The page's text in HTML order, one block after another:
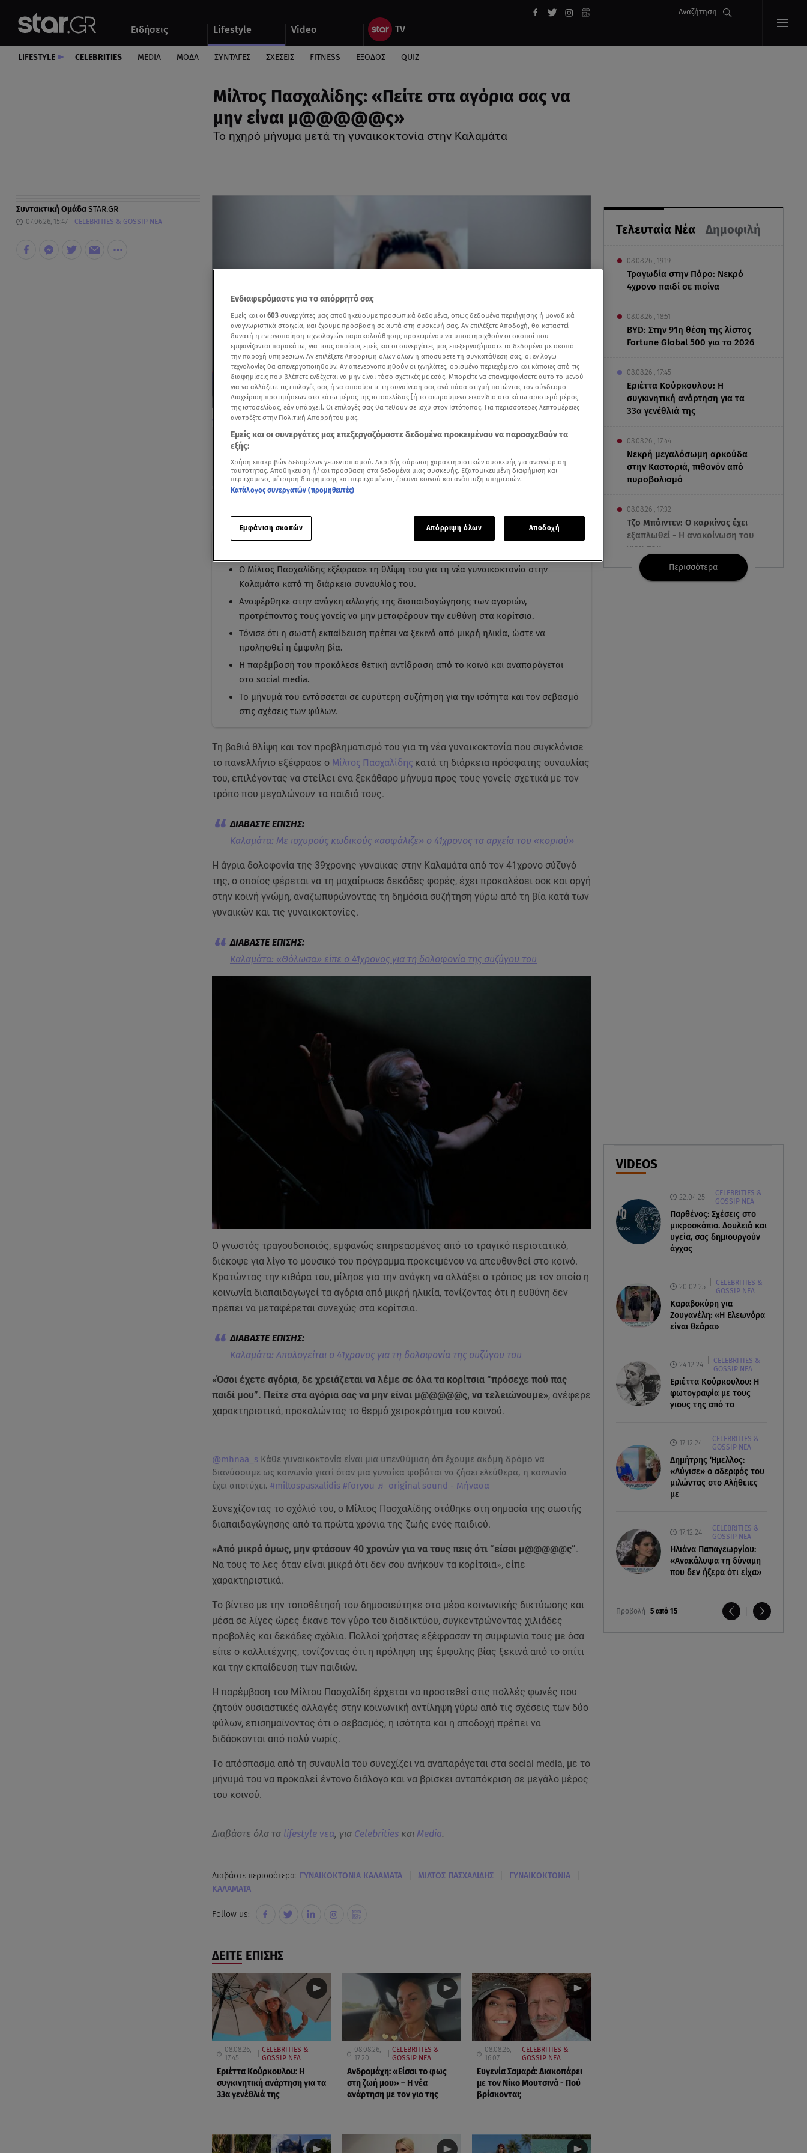
Ειδήσεις Lifestyle Video
Αναζήτηση
Αυτοκίνητο
LIFESTYLE CELEBRITIES MEDIA ΜΟΔΑ ΣΥΝΤΑΓΕΣ ΣΧΕΣΕΙΣ FITNESS ΕΞΟΔΟΣ QUIZ
Μίλτος Πασχαλίδης: «Πείτε στα αγόρια σας να
μην είναι μ@@@@@ς»
Το ηχηρό μήνυμα μετά τη γυναικοκτονία στην Καλαμάτα
Τελευταία Νέα Δημοφιλή
08.08.26 , 19:19
Τραγωδία στην Πάρο: Νεκρό
4χρονο παιδί σε πισίνα
08.08.26 , 18:51
BYD: Στην 91η θέση της λίστας
Fortune Global 500 για το 2026
08.08.26 , 17:45
Εριέττα Κούρκουλου: Η
συγκινητική ανάρτηση για τα
33α γενέθλιά της
08.08.26 , 17:44
Νεκρή μεγαλόσωμη αρκούδα
στην Καστοριά, πιθανόν από
πυροβολισμό
08.08.26 , 17:32
Τζο Μπάιντεν: Ο καρκίνος έχει
εξαπλωθεί - Η ανακοίνωση του
γιου του
08.08.26 , 17:20
τα επόμενα 24ωρα
08.08.26 , 14:00
Summer fling: Γιατί να πεις ναι
σε έναν καλοκαιρινό έρωτα
Περισσότερα
VIDEOS
22.04.25
CELEBRITIES &
GOSSIP ΝΕΑ
Παρθένος: Σχέσεις στο
μικροσκόπιο. Δουλειά και
υγεία, σας δημιουργούν
άγχος
20.02.25
CELEBRITIES &
GOSSIP ΝΕΑ
Καραβοκύρη για
Ζουγανέλη: «Η Ελεωνόρα
είναι θεάρα»
24.12.24
CELEBRITIES &
GOSSIP ΝΕΑ
Εριέττα Κούρκουλου: Η
φωτογραφία με τους
γιους της από το
17.12.24
CELEBRITIES &
GOSSIP ΝΕΑ
Δημήτρης Ήμελλος:
«Λύγισε» ο αδερφός του
μιλώντας στο Αλήθειες
με
17.12.24
CELEBRITIES &
GOSSIP ΝΕΑ
Ηλιάνα Παπαγεωργίου:
«Ανακάλυψα τη δύναμη
που δεν ήξερα ότι είχα»
Προβολή 5 από 15
Συντακτική ΟμάδαSTAR.GR
07.06.26, 15:47 CELEBRITIES & GOSSIP ΝΕΑ
Απόσπασμα από το κεντρικό δελτίο ειδήσεων του STAR (6/6/2026)
Δείτε περισσότερα άρθρα μας στα αποτελέσματα αναζήτησης
Add star.gr on Google
Με μια ματιά-
Ο Μίλτος Πασχαλίδης εξέφρασε τη θλίψη του για τη νέα γυναικοκτονία στην
Καλαμάτα κατά τη διάρκεια συναυλίας του.
Αναφέρθηκε στην ανάγκη αλλαγής της διαπαιδαγώγησης των αγοριών,
προτρέποντας τους γονείς να μην μεταφέρουν την ευθύνη στα κορίτσια.
Τόνισε ότι η σωστή εκπαίδευση πρέπει να ξεκινά από μικρή ηλικία, ώστε να
προληφθεί η έμφυλη βία.
Η παρέμβασή του προκάλεσε θετική αντίδραση από το κοινό και αναπαράγεται
στα social media.
Το μήνυμά του εντάσσεται σε ευρύτερη συζήτηση για την ισότητα και τον σεβασμό
στις σχέσεις των φύλων.
Τη βαθιά θλίψη και τον προβληματισμό του για τη νέα γυναικοκτονία που συγκλόνισε
το πανελλήνιο εξέφρασε ο Μίλτος Πασχαλίδης κατά τη διάρκεια πρόσφατης συναυλίας
του, επιλέγοντας να στείλει ένα ξεκάθαρο μήνυμα προς τους γονείς σχετικά με τον
τρόπο που μεγαλώνουν τα παιδιά τους.
Καλαμάτα: Με ισχυρούς κωδικούς «ασφάλιζε» ο 41χρονος τα αρχεία του «κοριού»
Η άγρια δολοφονία της 39χρονης γυναίκας στην Καλαμάτα από τον 41χρονο σύζυγό
της, ο οποίος φέρεται να τη μαχαίρωσε δεκάδες φορές, έχει προκαλέσει σοκ και οργή
στην κοινή γνώμη, αναζωπυρώνοντας τη δημόσια συζήτηση γύρω από τη βία κατά των
γυναικών και τις γυναικοκτονίες.
Καλαμάτα: «Θόλωσα» είπε ο 41χρονος για τη δολοφονία της συζύγου του
Ο γνωστός τραγουδοποιός, εμφανώς επηρεασμένος από το τραγικό περιστατικό,
διέκοψε για λίγο το μουσικό του πρόγραμμα προκειμένου να απευθυνθεί στο κοινό.
Κρατώντας την κιθάρα του, μίλησε για την ανάγκη να αλλάξει ο τρόπος με τον οποίο η
κοινωνία διαπαιδαγωγεί τα αγόρια από μικρή ηλικία, τονίζοντας ότι η ευθύνη δεν
πρέπει να μεταφέρεται συνεχώς στα κορίτσια.
Καλαμάτα: Απολογείται ο 41χρονος για τη δολοφονία της συζύγου του
«Όσοι έχετε αγόρια, δε χρειάζεται να λέμε σε όλα τα κορίτσια “πρόσεχε πού πας
παιδί μου”. Πείτε στα αγόρια σας να μην είναι μ@@@@@ς, να τελειώνουμε», ανέφερε
χαρακτηριστικά, προκαλώντας το θερμό χειροκρότημα του κοινού.
@mhnaa_s Κάθε γυναικοκτονία είναι μια υπενθύμιση ότι έχουμε ακόμη δρόμο να
διανύσουμε ως κοινωνία γιατί όταν μια γυναίκα φοβάται να ζήσει ελεύθερα, η κοινωνία
έχει αποτύχει. #miltospasxalidis #foryou ♬ original sound - Μήνααα
Συνεχίζοντας το σχόλιό του, ο Μίλτος Πασχαλίδης στάθηκε στη σημασία της σωστής
διαπαιδαγώγησης από τα πρώτα χρόνια της ζωής ενός παιδιού.
«Από μικρά όμως, μην φτάσουν 40 χρονών για να τους πεις ότι “είσαι μ@@@@@ς”.
Να τους το λες όταν είναι μικρά ότι δεν σου ανήκουν τα κορίτσια», είπε
χαρακτηριστικά.
Το βίντεο με την τοποθέτησή του δημοσιεύτηκε στα μέσα κοινωνικής δικτύωσης και
μέσα σε λίγες ώρες έκανε τον γύρο του διαδικτύου, συγκεντρώνοντας χιλιάδες
προβολές και δεκάδες σχόλια. Πολλοί χρήστες εξέφρασαν τη συμφωνία τους με όσα
είπε ο καλλιτέχνης, τονίζοντας ότι η πρόληψη της έμφυλης βίας ξεκινά από το σπίτι
και την εκπαίδευση των παιδιών.
Η παρέμβαση του Μίλτου Πασχαλίδη έρχεται να προστεθεί στις πολλές φωνές που
ζητούν ουσιαστικές αλλαγές στην κοινωνική αντίληψη γύρω από τις σχέσεις των δύο
φύλων, επισημαίνοντας ότι ο σεβασμός, η ισότητα και η αποδοχή πρέπει να
διδάσκονται από πολύ νωρίς.
Το απόσπασμα από τη συναυλία του συνεχίζει να αναπαράγεται στα social media, με το
μήνυμά του να προκαλεί έντονο διάλογο και να βρίσκει ανταπόκριση σε μεγάλο μέρος
του κοινού.
Διαβάστε όλα τα lifestyle νεα, για Celebritiesκαι Media.
Διαβάστε περισσότερα: ΓΥΝΑΙΚΟΚΤΟΝΙΑ ΚΑΛΑΜΑΤΑ ΜΙΛΤΟΣ ΠΑΣΧΑΛΙΔΗΣ ΓΥΝΑΙΚΟΚΤΟΝΙΑ
ΚΑΛΑΜΑΤΑ
Follow us:
ΔΕΙΤΕ ΕΠΙΣΗΣ
08.08.26,
17:45
CELEBRITIES &
GOSSIP ΝΕΑ
Εριέττα Κούρκουλου: Η
συγκινητική ανάρτηση για τα
33α γενέθλιά της
08.08.26,
17:20
CELEBRITIES &
GOSSIP ΝΕΑ
Ανδρομάχη: «Είσαι το φως
στη ζωή μου» – Η νέα
ανάρτηση με τον γιο της
08.08.26,
16:07
CELEBRITIES &
GOSSIP ΝΕΑ
Ευγενία Σαμαρά: Διακοπάρει
με τον Νίκο Μουτσινά - Πού
βρίσκονται;
Ενδιαφερόμαστε για το απόρρητό σας
Εμείς και οι 603 συνεργάτες μας αποθηκεύουμε προσωπικά δεδομένα, όπως δεδομένα περιήγησης ή μοναδικά
αναγνωριστικά στοιχεία, και έχουμε πρόσβαση σε αυτά στη συσκευή σας. Αν επιλέξετε Αποδοχή, θα καταστεί
δυνατή η ενεργοποίηση τεχνολογιών παρακολούθησης προκειμένου να υποστηριχθούν οι σκοποί που
εμφανίζονται παρακάτω, για τους οποίους εμείς και οι συνεργάτες μας επεξεργαζόμαστε τα δεδομένα με σκοπό
την παροχή υπηρεσιών. Αν επιλέξετε Απόρριψη όλων όλων ή αποσύρετε τη συγκατάθεσή σας, οι εν λόγω
τεχνολογίες θα απενεργοποιηθούν. Αν απενεργοποιηθούν οι ιχνηλάτες, ορισμένο περιεχόμενο και κάποιες από τις
διαφημίσεις που βλέπετε ενδέχεται να μην είναι τόσο σχετικές με εσάς. Μπορείτε να επανεμφανίσετε αυτό το μενού
για να αλλάξετε τις επιλογές σας ή να αποσύρετε τη συναίνεσή σας ανά πάσα στιγμή πατώντας τον σύνδεσμο
Διαχείριση προτιμήσεων στο κάτω μέρος της ιστοσελίδας [ή το αιωρούμενο εικονίδιο στο κάτω αριστερό μέρος
της ιστοσελίδας, εάν υπάρχει]. Οι επιλογές σας θα τεθούν σε ισχύ στον Ιστότοπος. Για περισσότερες λεπτομέρειες
ανατρέξτε στην Πολιτική Απορρήτου μας.
Εμείς και οι συνεργάτες μας επεξεργαζόμαστε δεδομένα προκειμένου να παρασχεθούν τα
εξής:
Χρήση επακριβών δεδομένων γεωεντοπισμού. Ακριβής σάρωση χαρακτηριστικών συσκευής για αναγνώριση
ταυτότητας. Αποθήκευση ή/και πρόσβαση στα δεδομένα μιας συσκευής. Εξατομικευμένη διαφήμιση και
περιεχόμενο, μέτρηση διαφήμισης και περιεχομένου, έρευνα κοινού και ανάπτυξη υπηρεσιών.
Κατάλογος συνεργατών (προμηθευτές)
Εμφάνιση σκοπών Απόρριψη όλων Αποδοχή